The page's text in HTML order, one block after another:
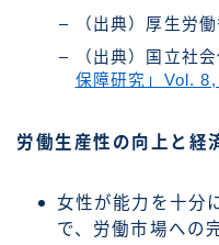
（出典）厚生労働
（出典）国立社
保障研究」Vol.
労働生産性の向上と経
女性が能力を十分
で、労働市場への